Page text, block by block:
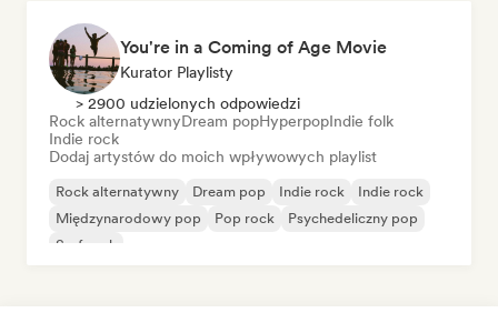
You're in a Coming of Age Movie
Kurator Playlisty
> 2900 udzielonych odpowiedzi
Rock alternatywnyDream popHyperpopIndie folk
Indie rock
Dodaj artystów do moich wpływowych playlist
Rock alternatywny Dream pop Indie rock
Indie rock
Międzynarodowy pop
Pop rock
Psychedeliczny pop
Surf rock